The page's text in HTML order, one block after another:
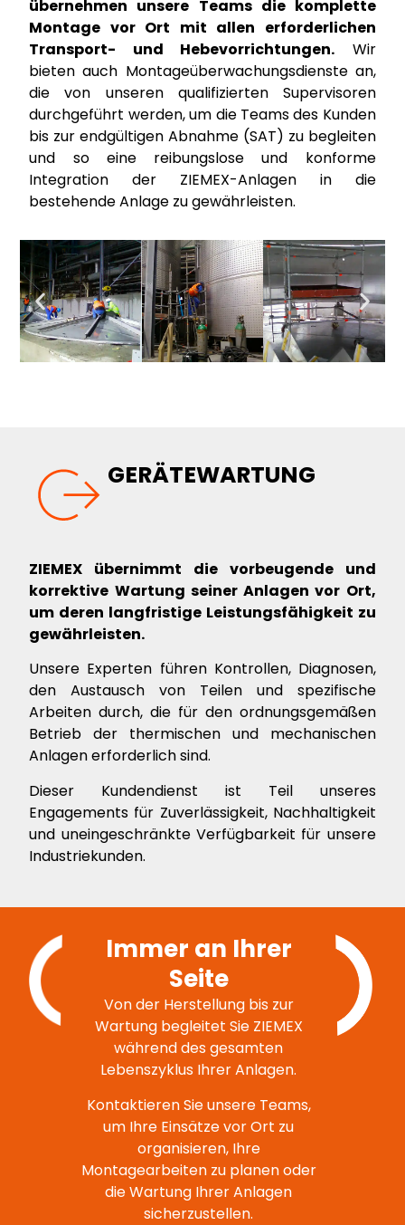
übernehmen unsere Teams die komplette
Montage vor Ort mit allen erforderlichen
Transport- und Hebevorrichtungen. Wir
bieten auch Montageüberwachungsdienste an,
die von unseren qualifizierten Supervisoren
durchgeführt werden, um die Teams des Kunden
bis zur endgültigen Abnahme (SAT) zu begleiten
und so eine reibungslose und konforme
Integration der ZIEMEX-Anlagen in die
bestehende Anlage zu gewährleisten.
GERÄTEWARTUNG
ZIEMEX übernimmt die vorbeugende und
korrektive Wartung seiner Anlagen vor Ort,
um deren langfristige Leistungsfähigkeit zu
gewährleisten.
Unsere Experten führen Kontrollen, Diagnosen,
den Austausch von Teilen und spezifische
Arbeiten durch, die für den ordnungsgemäßen
Betrieb der thermischen und mechanischen
Anlagen erforderlich sind.
Dieser Kundendienst ist Teil unseres
Engagements für Zuverlässigkeit, Nachhaltigkeit
und uneingeschränkte Verfügbarkeit für unsere
Industriekunden.
Immer an Ihrer
Seite
Von der Herstellung bis zur
Wartung begleitet Sie ZIEMEX
während des gesamten
Lebenszyklus Ihrer Anlagen.
Kontaktieren Sie unsere Teams,
um Ihre Einsätze vor Ort zu
organisieren, Ihre
Montagearbeiten zu planen oder
die Wartung Ihrer Anlagen
sicherzustellen.